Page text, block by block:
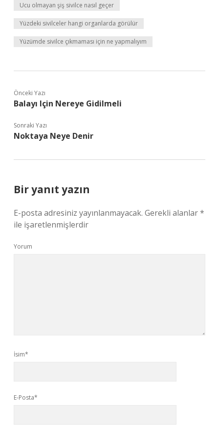
Ucu olmayan şiş sivilce nasıl geçer
Yüzdeki sivilceler hangi organlarda görülür
Yüzümde sivilce çıkmaması için ne yapmalıyım
Önceki Yazı
Balayı Için Nereye Gidilmeli
Sonraki Yazı
Noktaya Neye Denir
Bir yanıt yazın
E-posta adresiniz yayınlanmayacak. Gerekli alanlar*
ile işaretlenmişlerdir
Yorum
İsim*
E-Posta*